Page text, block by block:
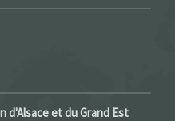
d'Alsace et du Grand Est